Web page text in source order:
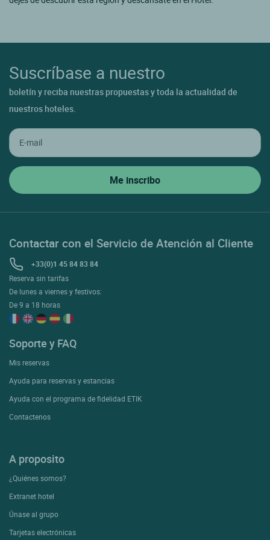
Suscríbase a nuestro
boletín y reciba nuestras propuestas y toda la actualidad de
nuestros hoteles.
Contactar con el Servicio de Atención al Cliente
+33(0)1 45 84 83 84
Reserva sin tarifas
De lunes a viernes y festivos:
De 9 a 18 horas
Soporte y FAQ
Mis reservas
Ayuda para reservas y estancias
Ayuda con el programa de fidelidad ETIK
Contactenos
A proposito
¿Quiénes somos?
Extranet hotel
Únase al grupo
Tarjetas electrónicas